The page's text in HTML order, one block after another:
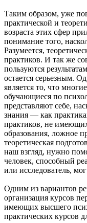
Таким образом, уже
практической и
возраста этих сфер
понимание того,
Разумеется,
практиков. И так же
пользуются
остается серьезным.
является то, что
обучающиеся по
представляют себе,
знания — как
практиков, не
образования, ложное
теоретическая
наш взгляд, нужно
человек, способный
или исследователь,
Одним из вариантов
организация курсов
имеющих высшего
практических курсов